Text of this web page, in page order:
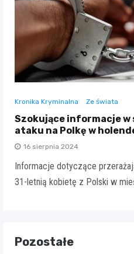
Kronika Kryminalna Ze świata
Szokujące informacje
ataku na Polkę w
16 sierpnia 2024
Informacje dotyczące
31-letnią kobietę z Polski w
Pozostałe